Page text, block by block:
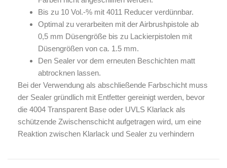
Bis zu 10 Vol.-% mit 4011 Reducer verdünnbar.
Optimal zu verarbeiten mit der Airbrushpistole ab
0,5 mm Düsengröße bis zu Lackierpistolen mit
Düsengrößen von ca. 1.5 mm.
Den Sealer vor dem erneuten Beschichten matt
abtrocknen lassen.
Bei der Verwendung als abschließende Farbschicht muss
der Sealer gründlich mit Entfetter gereinigt werden, bevor
die 4004 Transparent Base oder UVLS Klarlack als
schützende Zwischenschicht aufgetragen wird, um eine
Reaktion zwischen Klarlack und Sealer zu verhindern